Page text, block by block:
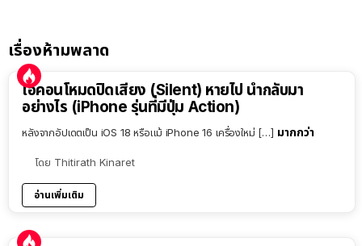
เรื่องห้ามพลาด
ไอคอนโหมดปิดเสียง (Silent) หายไป นำกลับมา
อย่างไร (iPhone รุ่นที่มีปุ่ม Action)
หลังจากอัปเดตเป็น iOS 18 หรือแม้ iPhone 16 เครื่องใหม่ […] มากกว่า
โดย Thitirath Kinaret
อ่านเพิ่มเติม